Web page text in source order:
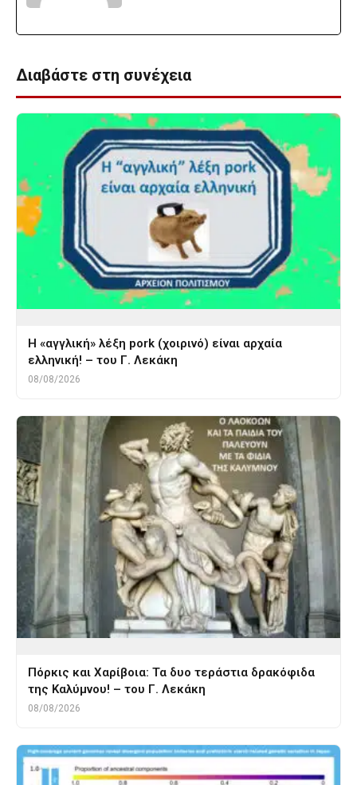
Διαβάστε στη συνέχεια
Η «αγγλική» λέξη pork (χοιρινό) είναι αρχαία
ελληνική! – του Γ. Λεκάκη
08/08/2026
Πόρκις και Χαρίβοια: Τα δυο τεράστια δρακόφιδα
της Καλύμνου! – του Γ. Λεκάκη
08/08/2026